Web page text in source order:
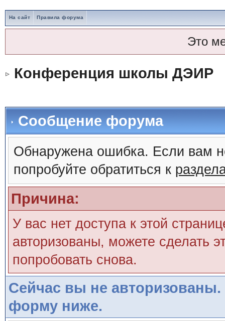
На сайт Правила форума
Это
Конференция школы ДЭИР
Сообщение форума
Обнаружена ошибка. Если вам
попробуйте обратиться к
Причина:
У вас нет доступа к этой
авторизованы, можете сделать
попробовать снова.
Сейчас вы не авторизованы.
форму ниже.